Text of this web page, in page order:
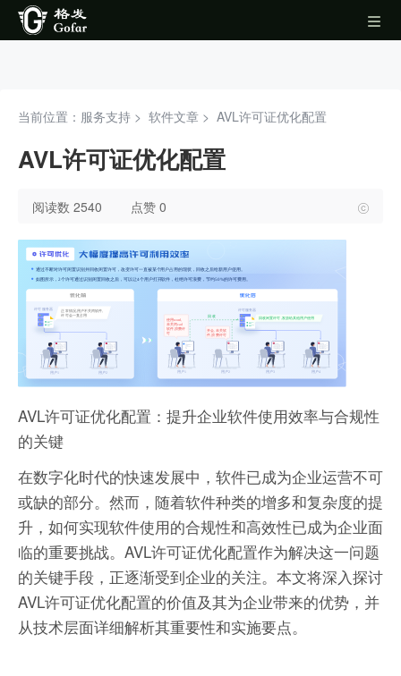
当前位置：服务支持 > 软件文章 > AVL许可证优化配置
AVL许可证优化配置
阅读数 2540 点赞 0
AVL许可证优化配置：提升企业软件使用效率与合规性
的关键
在数字化时代的快速发展中，软件已成为企业运营不可
或缺的部分。然而，随着软件种类的增多和复杂度的提
升，如何实现软件使用的合规性和高效性已成为企业面
临的重要挑战。AVL许可证优化配置作为解决这一问题
的关键手段，正逐渐受到企业的关注。本文将深入探讨
AVL许可证优化配置的价值及其为企业带来的优势，并
从技术层面详细解析其重要性和实施要点。